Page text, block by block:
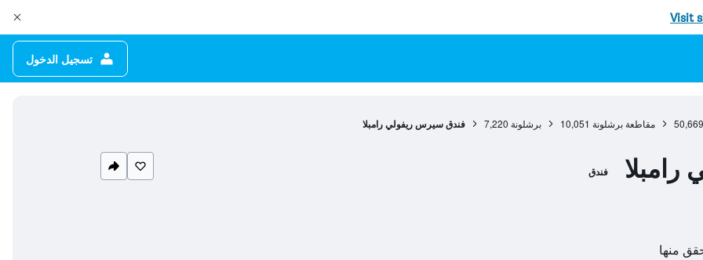
Visit
تسجيل الدخول
50,669 مقاطعة برشلونة 10,051 برشلونة 7,220 فندق سيرس ريفولي رامبلا
فندق